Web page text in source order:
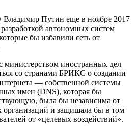
Путин еще в ноябре 2017
разработкой автономных систем
бы избавили сеть от
министерством иностранных дел
со странами БРИКС о создании
— собственной системы
имен (DNS), которая бы
была бы независима от
организаций и защищала бы в том
от «целевых воздействий».